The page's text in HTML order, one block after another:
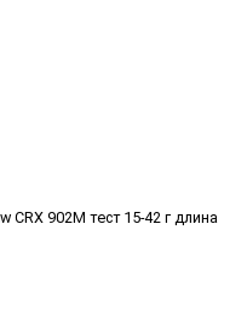
CRX 902M тест 15-42 г длина